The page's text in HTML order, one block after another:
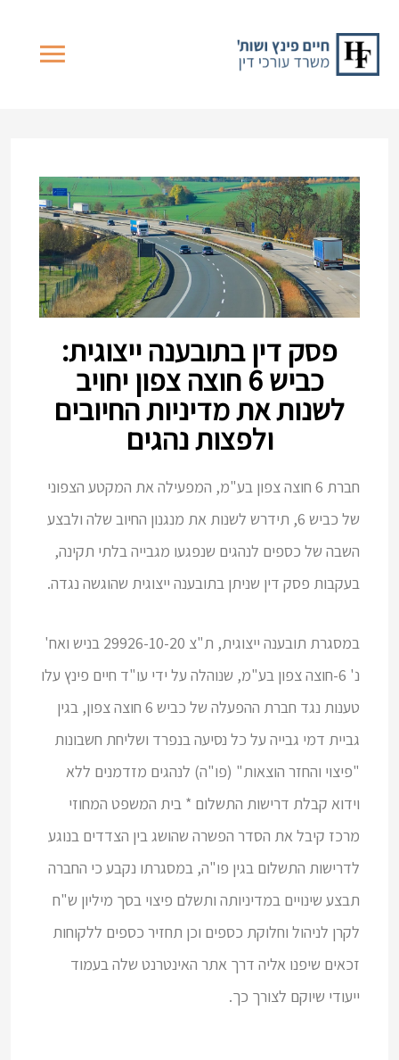
פסק דין בתובענה ייצוגית:
כביש 6 חוצה צפון יחויב
לשנות את מדיניות החיובים
ולפצות נהגים
חברת 6 חוצה צפון בע"מ, המפעילה את המקטע הצפוני
של כביש 6, תידרש לשנות את מנגנון החיוב שלה ולבצע
השבה של כספים לנהגים שנפגעו מגבייה בלתי תקינה,
בעקבות פסק דין שניתן בתובענה ייצוגית שהוגשה נגדה.
במסגרת תובענה ייצוגית, ת"צ 29926-10-20 בניש ואח'
נ' 6-חוצה צפון בע"מ, שנוהלה על ידי עו"ד חיים פינץ עלו
טענות נגד חברת ההפעלה של כביש 6 חוצה צפון, בגין
גביית דמי גבייה על כל נסיעה בנפרד ושליחת חשבונות
"פיצוי והחזר הוצאות" (פו"ה) לנהגים מזדמנים ללא
וידוא קבלת דרישות התשלום * בית המשפט המחוזי
מרכז קיבל את הסדר הפשרה שהושג בין הצדדים בנוגע
לדרישות התשלום בגין פו"ה, במסגרתו נקבע כי החברה
תבצע שינויים במדיניותה ותשלם פיצוי בסך מיליון ש"ח
לקרן לניהול וחלוקת כספים וכן תחזיר כספים ללקוחות
זכאים שיפנו אליה דרך אתר האינטרנט שלה בעמוד
ייעודי שיוקם לצורך כך.